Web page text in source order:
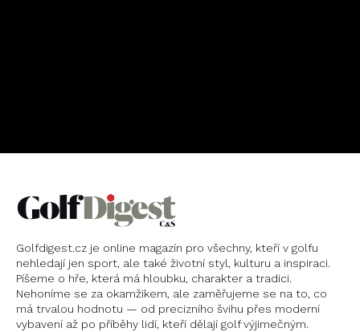
Golfdigest.cz je online magazín pro všechny, kteří v golfu
nehledají jen sport, ale také životní styl, kulturu a inspiraci.
Píšeme o hře, která má hloubku, charakter a tradici.
Nehoníme se za okamžikem, ale zaměřujeme se na to, co
má trvalou hodnotu — od precizního švihu přes moderní
vybavení až po příběhy lidí, kteří dělají golf výjimečným.